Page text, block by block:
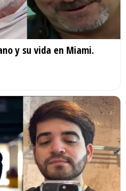
y su vida en Miami.